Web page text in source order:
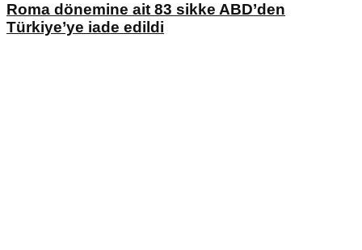
Roma dönemine ait 83 sikke ABD’den
Türkiye’ye iade edildi